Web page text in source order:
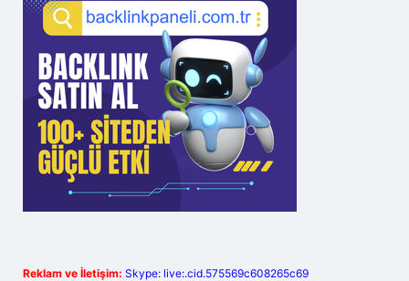
Reklam ve İletişim: Skype: live:.cid.575569c608265c69